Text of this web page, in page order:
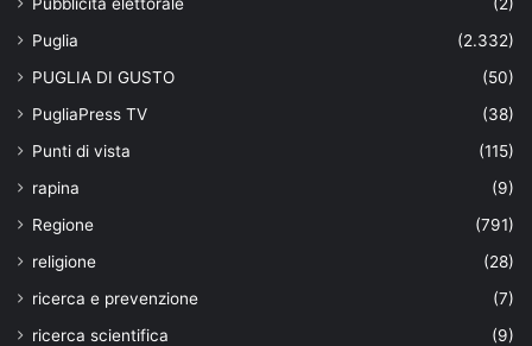
Puglia
(2.332)
PUGLIA DI GUSTO
(50)
PugliaPress TV
(38)
Punti di vista
(115)
rapina
(9)
Regione
(791)
religione
(28)
ricerca e prevenzione
(7)
ricerca scientifica
(9)